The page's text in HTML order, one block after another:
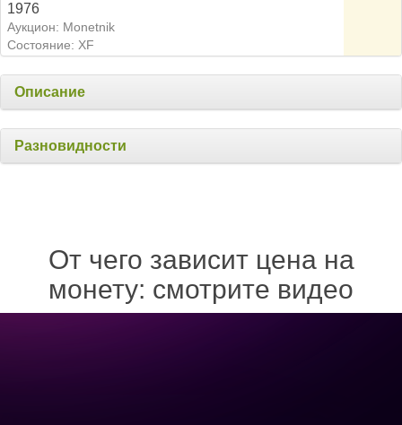
1976
Аукцион: Monetnik
Состояние: XF
Описание
Разновидности
От чего зависит цена на
монету: смотрите видео